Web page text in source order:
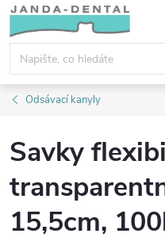
Přejít
obsah
Odsávací kanyly
Savky
15,5cm,